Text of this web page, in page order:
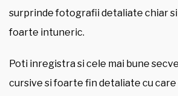
surprinde fotografii detaliate chiar
foarte intuneric.
Poti inregistra si cele mai bune
cursive si foarte fin detaliate cu care